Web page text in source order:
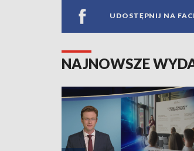
UDOSTĘPNIJ NA
NAJNOWSZE